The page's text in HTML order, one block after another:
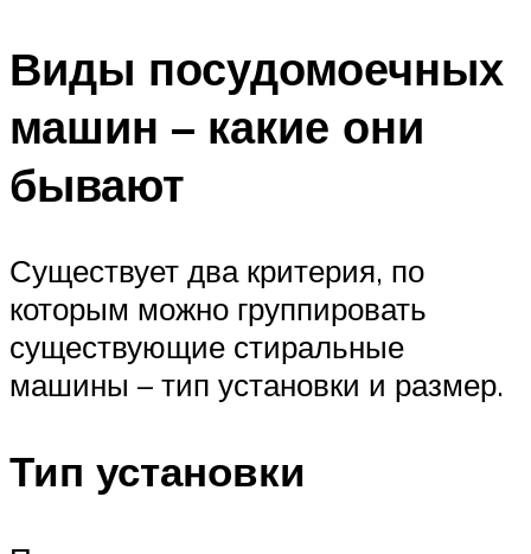
Виды посудомоечных
машин – какие они
бывают
Существует два критерия, по
которым можно группировать
существующие стиральные
машины – тип установки и размер.
Тип установки